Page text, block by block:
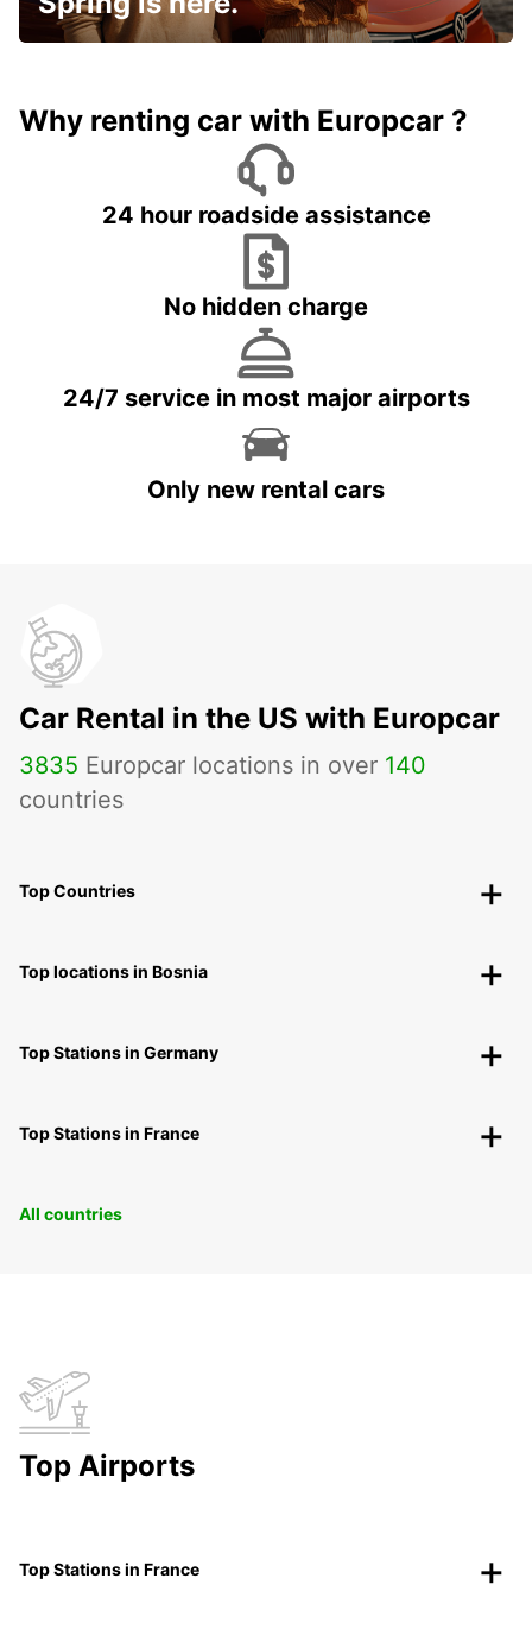
Why renting car with Europcar ?
24 hour roadside assistance
No hidden charge
24/7 service in most major airports
Only new rental cars
Car Rental in the US with Europcar
3835 Europcar locations in over 140
countries
Top Countries
Top locations in Bosnia
Top Stations in Germany
Top Stations in France
All countries
Top Airports
Top Stations in France